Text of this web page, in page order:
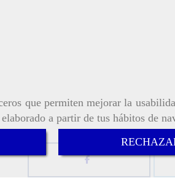
que permiten mejorar la
a partir de tus hábitos de